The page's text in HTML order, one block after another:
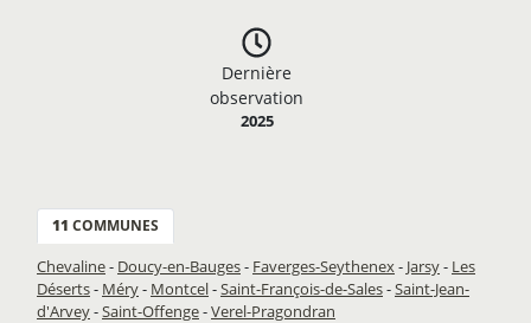
Dernière
observation
2025
11 COMMUNES
Chevaline- Doucy-en-Bauges- Faverges-Seythenex- Jarsy- Les
Déserts- Méry- Montcel-Saint-François-de-Sales-Saint-Jean-
d'Arvey-Saint-Offenge-Verel-Pragondran